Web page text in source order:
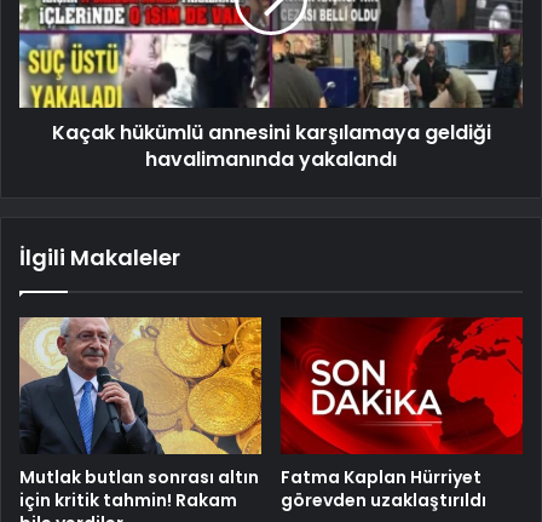
Kaçak hükümlü annesini karşılamaya geldiği
havalimanında yakalandı
İlgili Makaleler
Mutlak butlan sonrası altın
için kritik tahmin! Rakam
Fatma Kaplan Hürriyet
görevden uzaklaştırıldı